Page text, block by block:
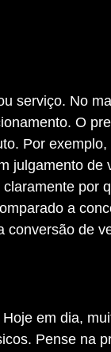
O
Por
julgamento de
por
a
conversão de
Pense na